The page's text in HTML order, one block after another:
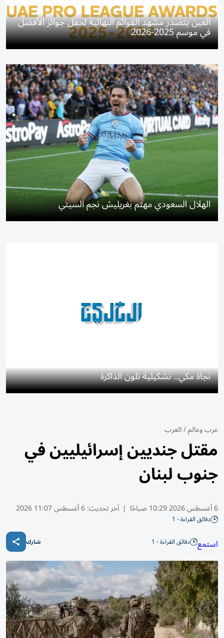
العين يتصدر مشهد القوائم النهائية لحفل جوائز الأفضل
في موسم 2025-2026
الهلال السعودي مهتم بغريليش نجم السيتي
نجاة مكي.. تشكيلية تلون الذاكرة
عرب وعالم/العرب
مقتل جنديين إسرائيليين في
جنوب لبنان
6 أغسطس 2026 10:29 صباحًا | آخر تحديث:6 أغسطس 11:07 2026
دقائق القراءة - 1
استمع دقائق القراءة - 1 شارك